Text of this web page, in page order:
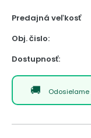
Predajná veľkosť
Obj. čislo:
Dostupnosť:
Odosielame